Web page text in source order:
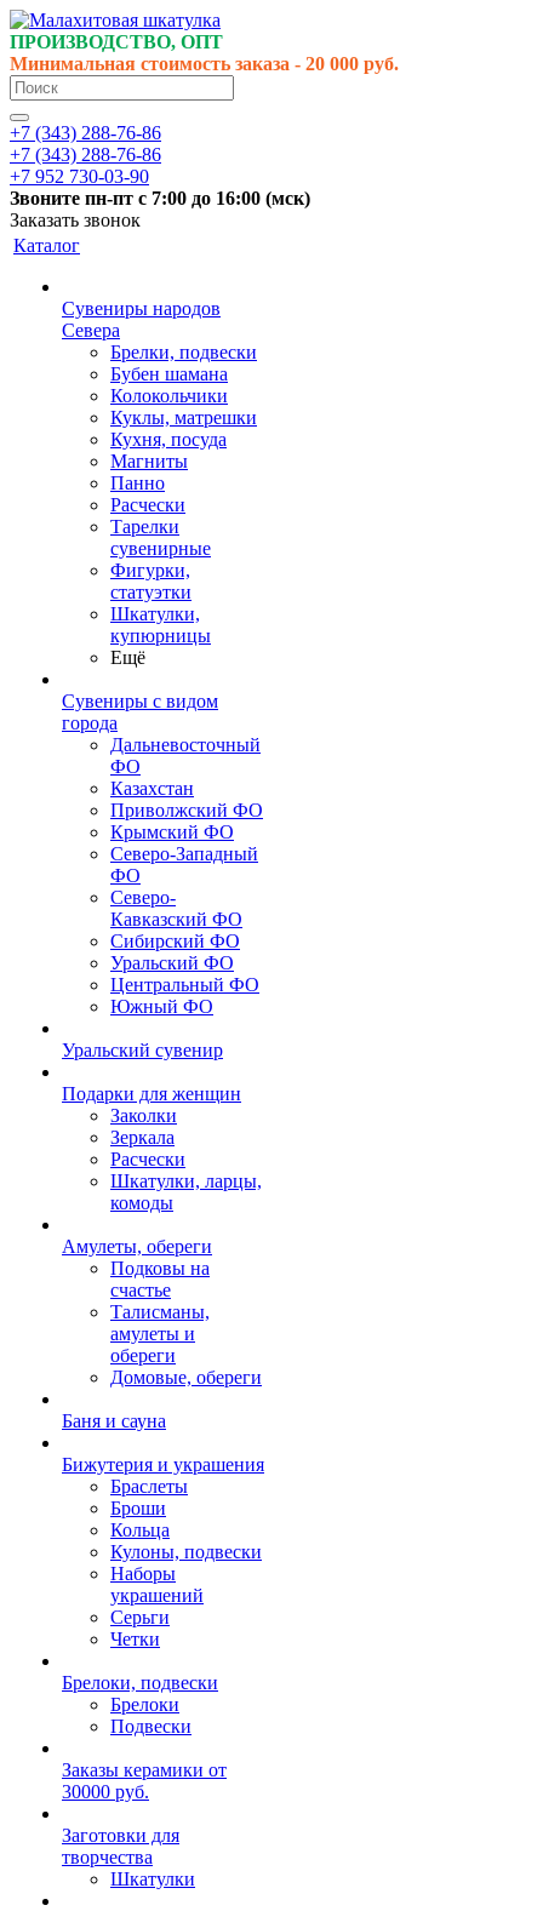
ПРОИЗВОДСТВО, ОПТ
Минимальная стоимость заказа - 20 000 руб.
+7 (343) 288-76-86
+7 (343) 288-76-86
+7 952 730-03-90
Звоните пн-пт с 7:00 до 16:00 (мск)
Заказать звонок
Каталог
Сувениры народов
Севера
Брелки, подвески
Бубен шамана
Колокольчики
Куклы, матрешки
Кухня, посуда
Магниты
Панно
Расчески
Тарелки
сувенирные
Фигурки,
статуэтки
Шкатулки,
купюрницы
Ещё
Сувениры с видом
города
Дальневосточный
ФО
Казахстан
Приволжский ФО
Крымский ФО
Северо-Западный
ФО
Северо-
Кавказский ФО
Сибирский ФО
Уральский ФО
Центральный ФО
Южный ФО
Уральский сувенир
Подарки для женщин
Заколки
Зеркала
Расчески
Шкатулки, ларцы,
комоды
Амулеты, обереги
Подковы на
счастье
Талисманы,
амулеты и
обереги
Домовые, обереги
Баня и сауна
Бижутерия и украшения
Браслеты
Броши
Кольца
Кулоны, подвески
Наборы
украшений
Серьги
Четки
Брелоки, подвески
Брелоки
Подвески
Заказы керамики от
30000 руб.
Заготовки для
творчества
Шкатулки